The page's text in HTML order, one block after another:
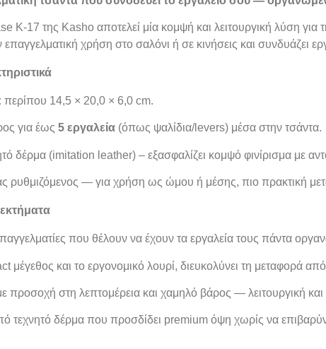
K-17 της Kasho αποτελεί μία κομψή και λειτουργική λύση
χρήση στο σαλόνι ή σε κινήσεις και συνδυάζει
περίπου 14,5 × 20,0 × 6,0 cm.
για έως 5 εργαλεία (όπως ψαλίδια/levers) μέσα στην τσάντα.
δέρμα (imitation leather) – εξασφαλίζει κομψό φινίρισμα με
ρυθμιζόμενος — για χρήση ως ώμου ή μέσης, πιο πρακτική
που θέλουν να έχουν τα εργαλεία τους πάντα
μέγεθος και το εργονομικό λουρί, διευκολύνει τη μεταφορά
προσοχή στη λεπτομέρεια και χαμηλό βάρος — λειτουργική
τεχνητό δέρμα που προσδίδει premium όψη χωρίς να